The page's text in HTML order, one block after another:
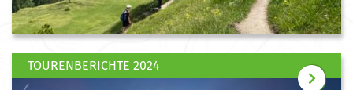
TOURENBERICHTE 2024